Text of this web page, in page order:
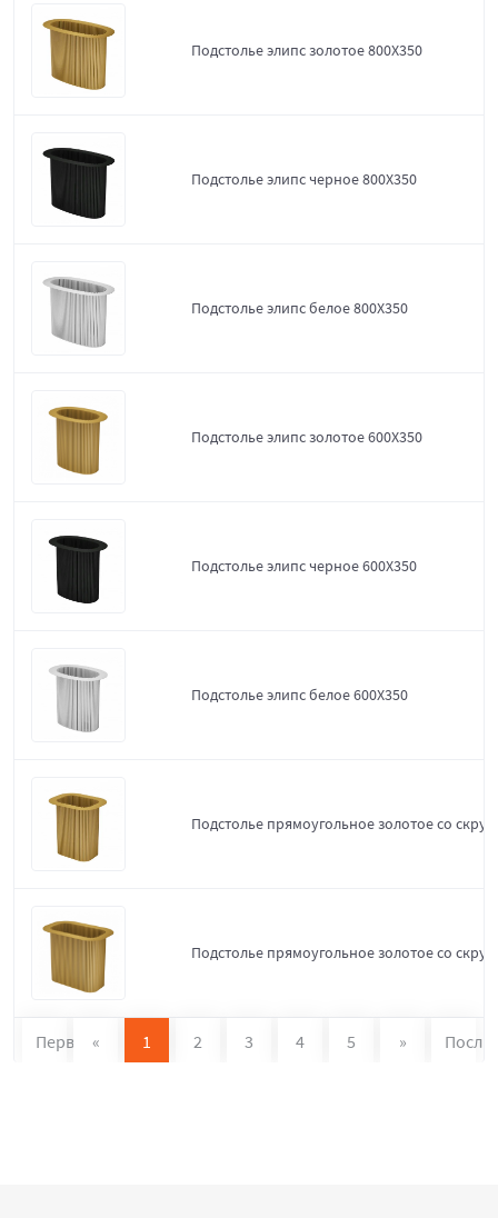
Подстолье элипс золотое 800Х350
Подстолье элипс черное 800Х350
Подстолье элипс белое 800Х350
Подстолье элипс золотое 600Х350
Подстолье элипс черное 600Х350
Подстолье элипс белое 600Х350
Подстолье прямоугольное золотое со
Подстолье прямоугольное золотое со
Первая « 1 2 3 4 5 »